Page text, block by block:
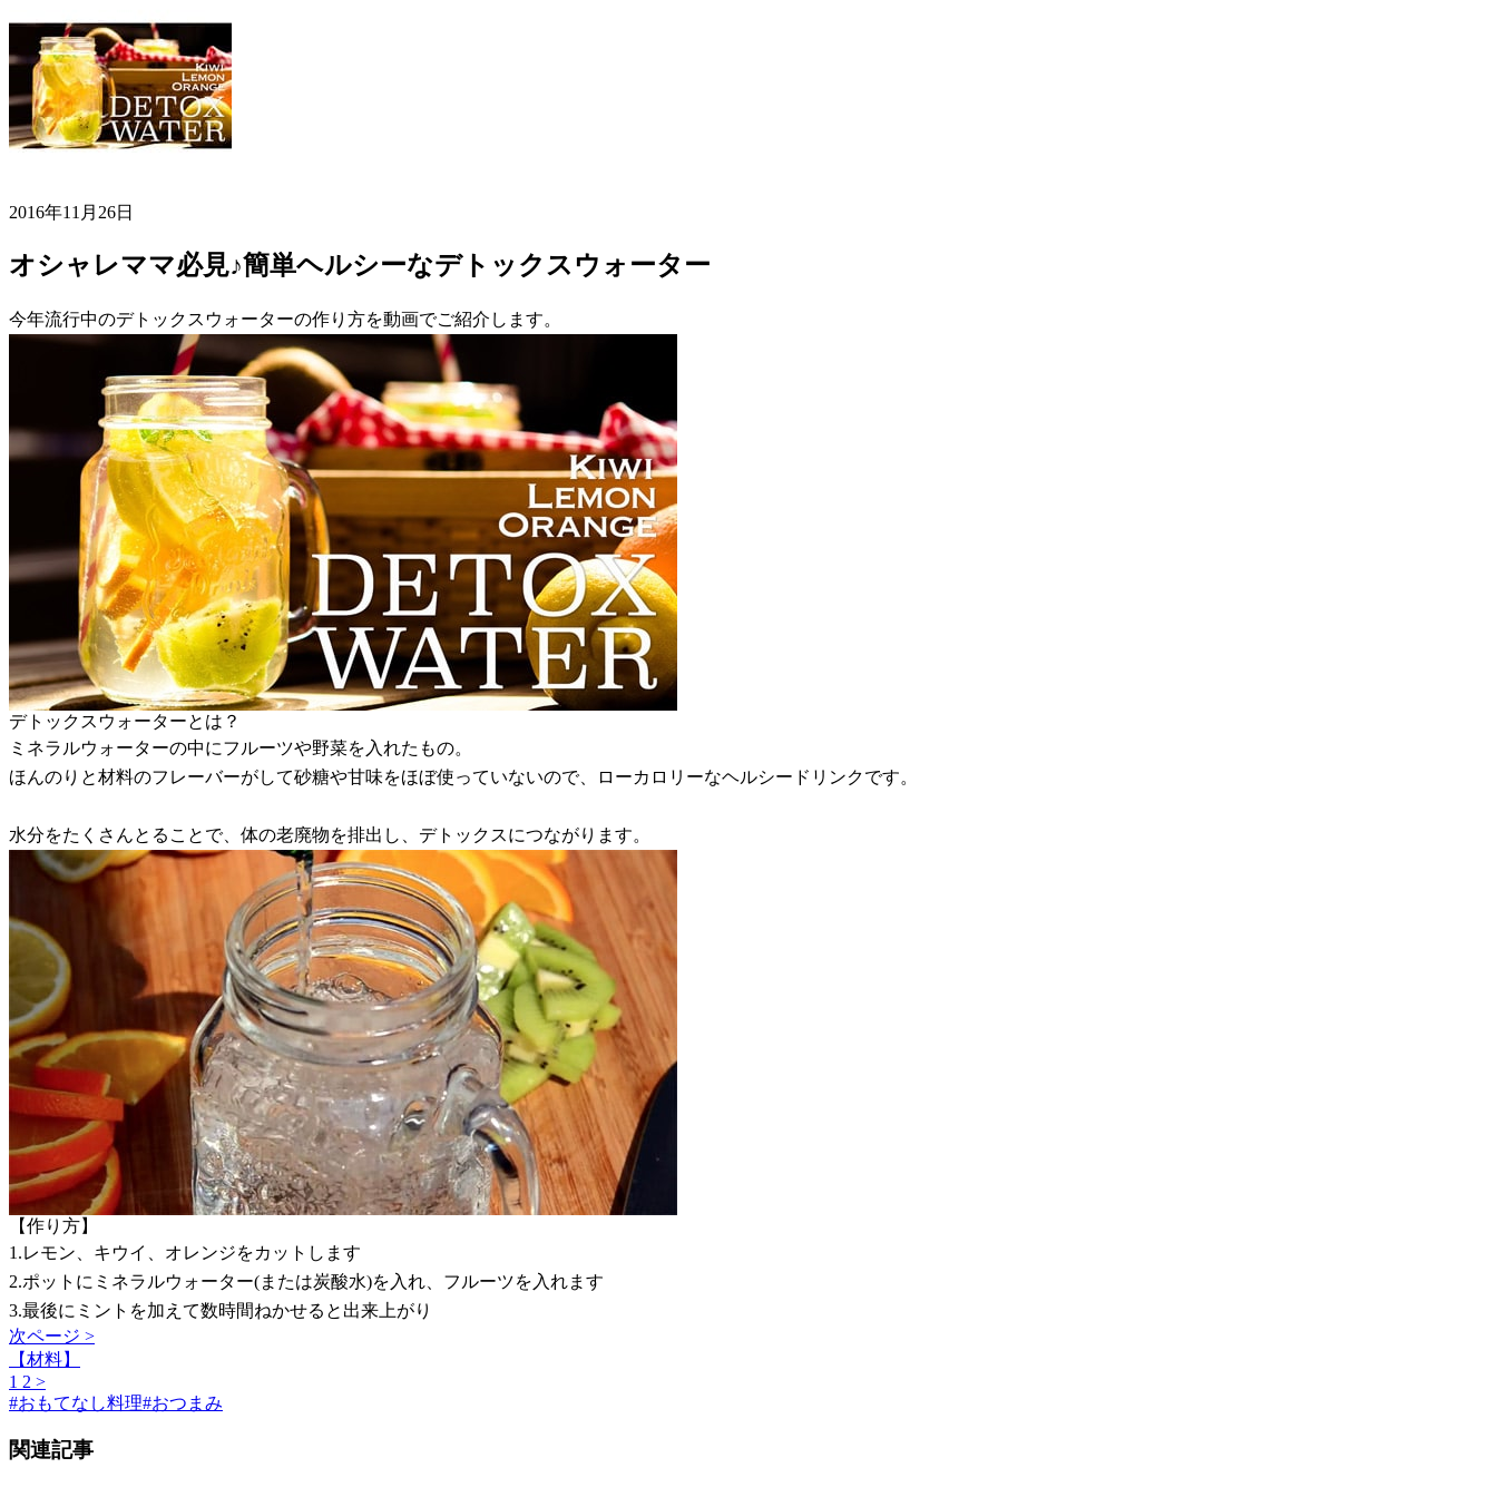
2016年11月26日
オシャレママ必見♪簡単ヘルシーなデトックスウォーター
今年流行中のデトックスウォーターの作り方を動画でご紹介します。
デトックスウォーターとは？
ミネラルウォーターの中にフルーツや野菜を入れたもの。
ほんのりと材料のフレーバーがして砂糖や甘味をほぼ使っていないので、ローカロリーなヘルシードリンクです。
水分をたくさんとることで、体の老廃物を排出し、デトックスにつながります。
【作り方】
1.レモン、キウイ、オレンジをカットします
2.ポットにミネラルウォーター(または炭酸水)を入れ、フルーツを入れます
3.最後にミントを加えて数時間ねかせると出来上がり
次ページ >
【材料】
1 2 >
#おもてなし料理#おつまみ
関連記事